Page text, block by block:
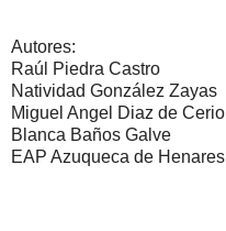
Autores:
Raúl Piedra Castro
Natividad González Zayas
Miguel Angel Diaz de Cerio
Blanca Baños Galve
EAP Azuqueca de Henares